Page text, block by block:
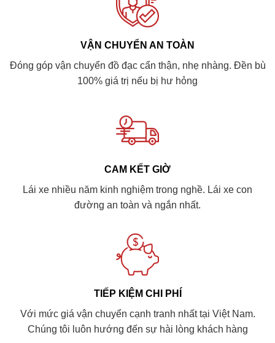
VẬN CHUYỂN AN TOÀN
Đóng góp vận chuyển đồ đạc cẩn thận, nhẹ nhàng. Đền bù
100% giá trị nếu bị hư hỏng
CAM KẾT GIỜ
Lái xe nhiều năm kinh nghiệm trong nghề. Lái xe con
đường an toàn và ngắn nhất.
TIẾP KIỆM CHI PHÍ
Với mức giá vận chuyển cạnh tranh nhất tại Việt Nam.
Chúng tôi luôn hướng đến sự hài lòng khách hàng